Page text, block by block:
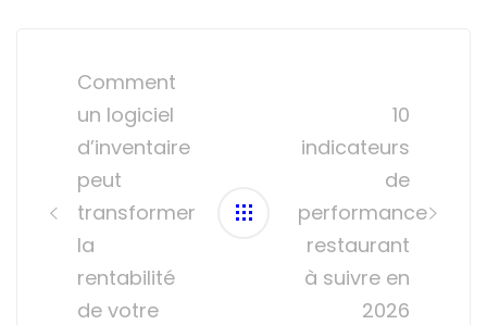
navigationComment
un logiciel
d’inventaire
peut
transformer
la
rentabilité
de votre
10
indicateurs
de
performance
restaurant
à suivre en
2026